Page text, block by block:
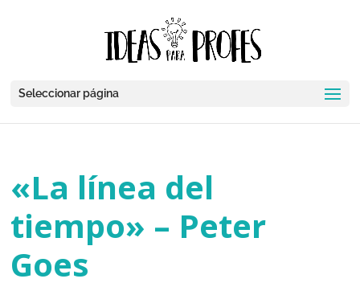
Seleccionar página
«La línea del
tiempo» – Peter
Goes